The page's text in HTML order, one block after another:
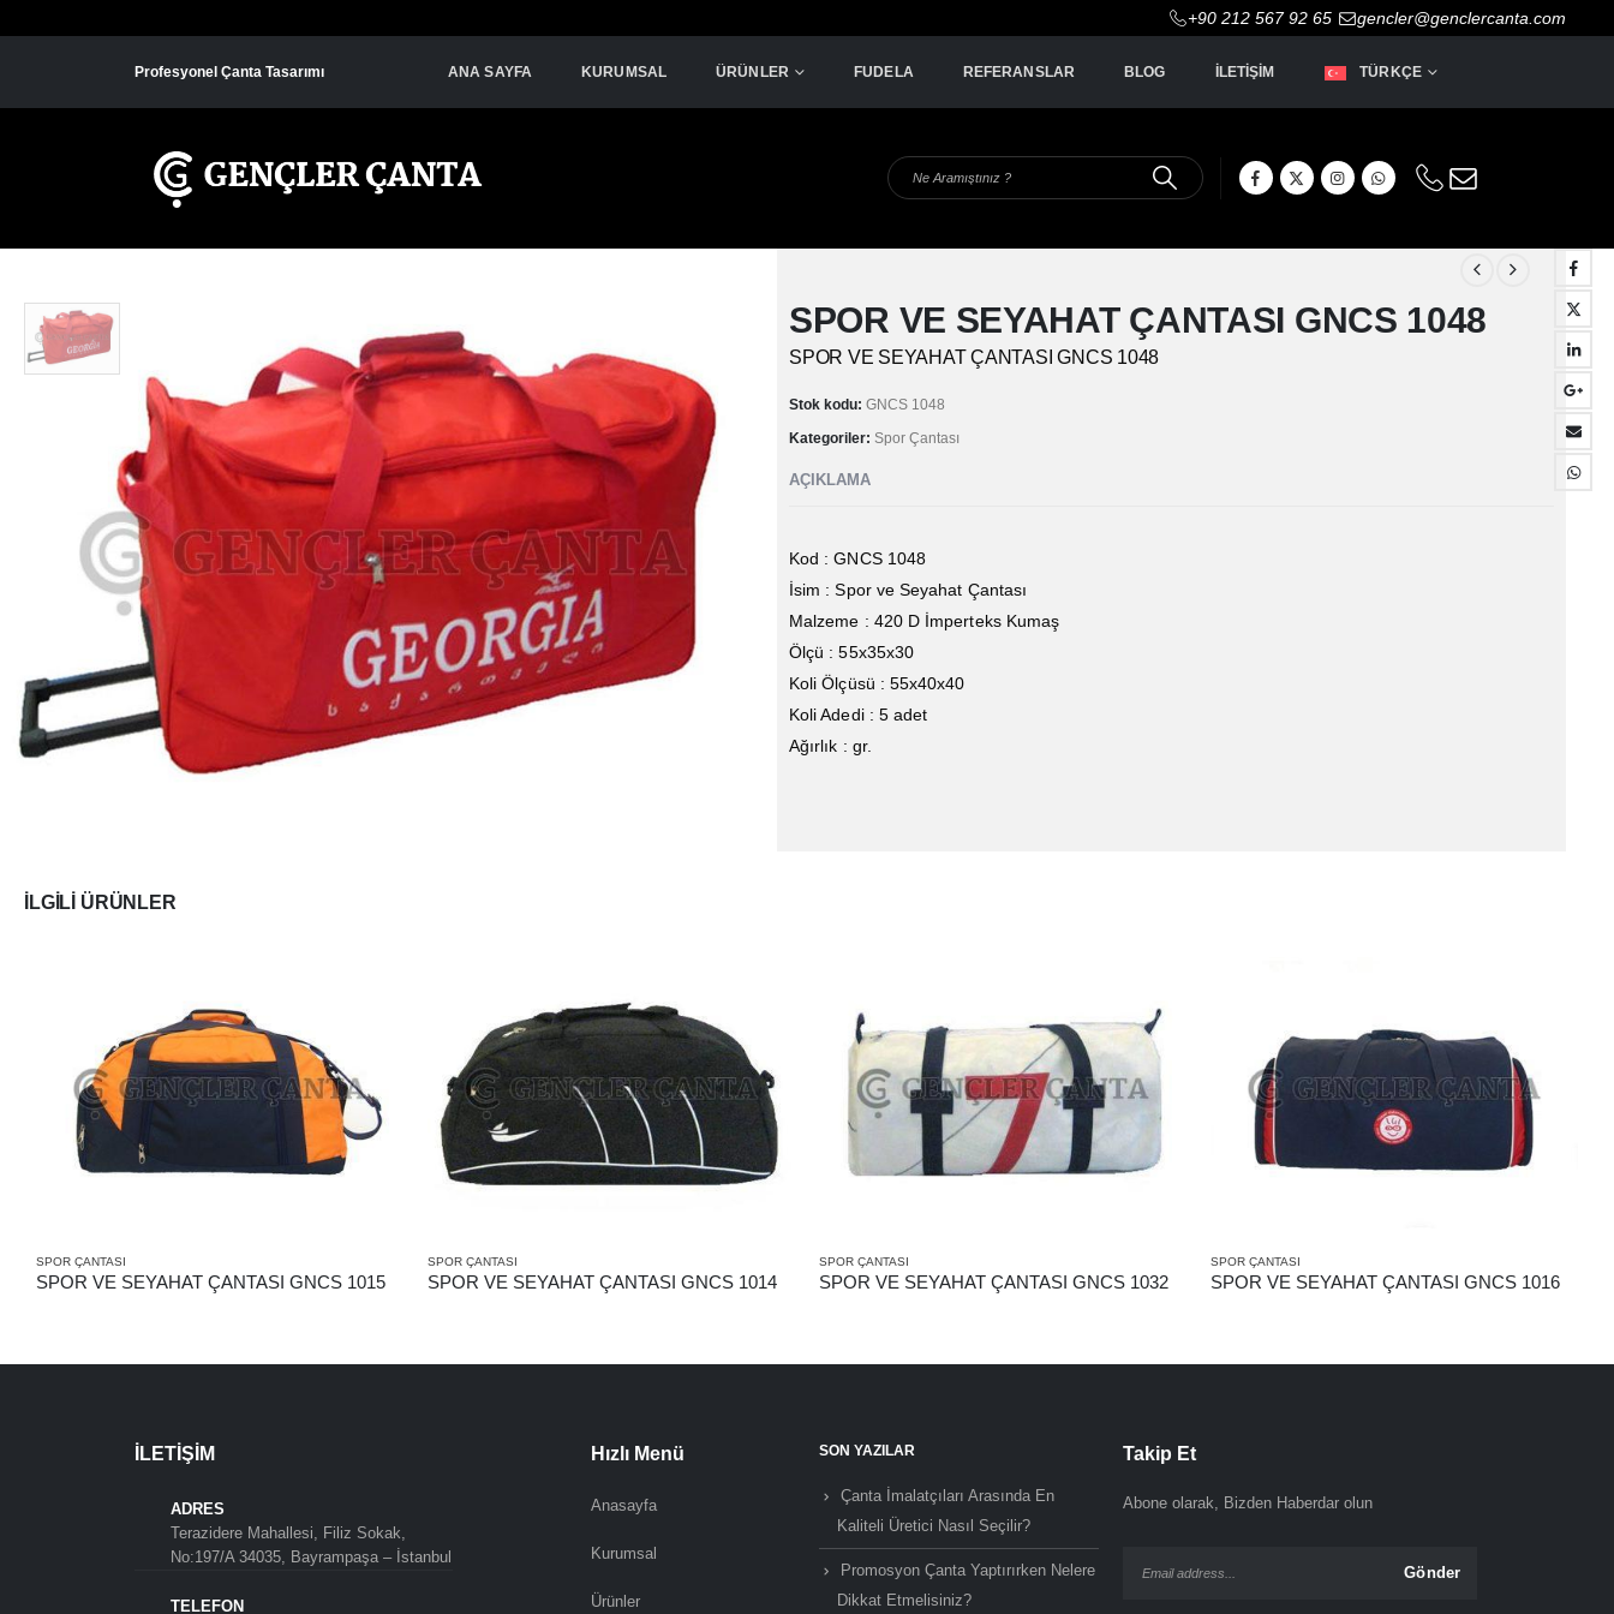
+90 212 567 92 65 gencler@genclercanta.com
Profesyonel Çanta Tasarımı ANA SAYFA KURUMSAL ÜRÜNLER FUDELA REFERANSLAR BLOG İLETIŞIM TÜRKÇE
SPOR VE SEYAHAT ÇANTASI GNCS 1048
SPOR VE SEYAHAT ÇANTASI GNCS 1048
Stok kodu: GNCS 1048
Kategoriler: Spor Çantası
AÇIKLAMA
Kod : GNCS 1048
İsim : Spor ve Seyahat Çantası
Malzeme : 420 D İmperteks Kumaş
Ölçü : 55x35x30
Koli Ölçüsü : 55x40x40
Koli Adedi : 5 adet
Ağırlık : gr.
İLGILI ÜRÜNLER
SPOR ÇANTASI
SPOR VE SEYAHAT ÇANTASI GNCS 1015
SPOR ÇANTASI
SPOR VE SEYAHAT ÇANTASI GNCS 1014
SPOR ÇANTASI
SPOR VE SEYAHAT ÇANTASI GNCS 1032
SPOR ÇANTASI
SPOR VE SEYAHAT ÇANTASI GNCS 1016
İLETIŞIM
ADRES
Terazidere Mahallesi, Filiz Sokak,
No:197/A 34035, Bayrampaşa – İstanbul
TELEFON
Hızlı Menü
Anasayfa
Kurumsal
Ürünler
SON YAZILAR
Çanta İmalatçıları Arasında En
Kaliteli Üretici Nasıl Seçilir?
Promosyon Çanta Yaptırırken Nelere
Dikkat Etmelisiniz?
Takip Et
Abone olarak, Bizden Haberdar olun